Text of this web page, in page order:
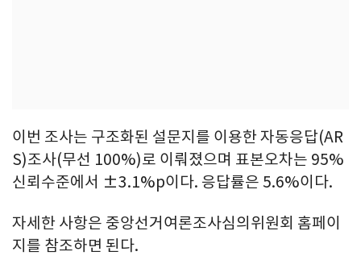
이번 조사는 구조화된 설문지를 이용한 자동응답(AR
S)조사(무선 100%)로 이뤄졌으며 표본오차는 95%
신뢰수준에서 ±3.1%p이다. 응답률은 5.6%이다.
자세한 사항은 중앙선거여론조사심의위원회 홈페이
지를 참조하면 된다.